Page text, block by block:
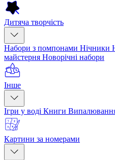
Дитяча творчість
Набори з помпонами Нічники
майстерня Новорічні набори
Інше
Ігри у воді Книги
Картини за номерами